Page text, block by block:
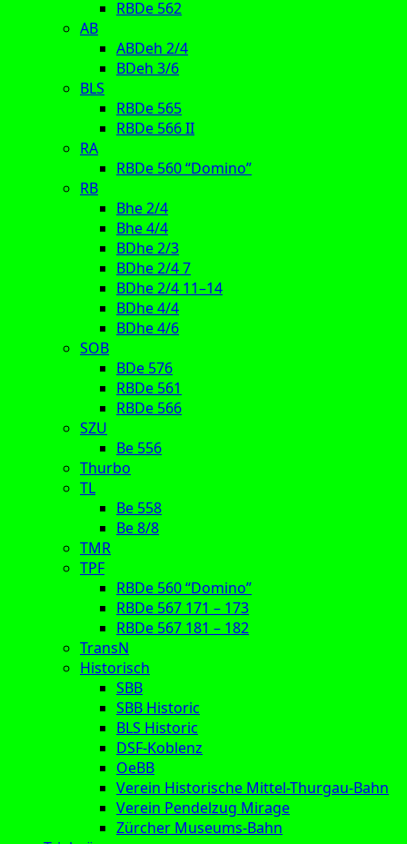
RBDe 562
AB
ABDeh 2/4
BDeh 3/6
BLS
RBDe 565
RBDe 566 II
RA
RBDe 560 “Domino”
RB
Bhe 2/4
Bhe 4/4
BDhe 2/3
BDhe 2/4 7
BDhe 2/4 11–14
BDhe 4/4
BDhe 4/6
SOB
BDe 576
RBDe 561
RBDe 566
SZU
Be 556
Thurbo
TL
Be 558
Be 8/8
TMR
TPF
RBDe 560 “Domino”
RBDe 567 171 – 173
RBDe 567 181 – 182
TransN
Historisch
SBB
SBB Historic
BLS Historic
DSF-Koblenz
OeBB
Verein Historische Mittel-Thurgau-Bahn
Verein Pendelzug Mirage
Zürcher Museums-Bahn